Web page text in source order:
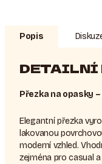
Popis
DETAILNÍ
Přezka na opasky
Elegantní přezka
lakovanou
moderní vzhled.
zejména pro casual